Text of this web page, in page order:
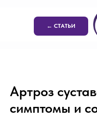
← СТАТЬИ
Артроз
симптомы и